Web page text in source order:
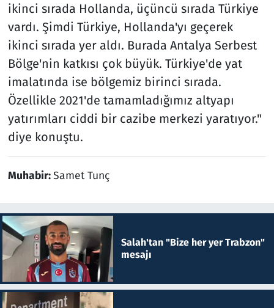
ikinci sırada Hollanda, üçüncü sırada Türkiye
vardı. Şimdi Türkiye, Hollanda'yı geçerek
ikinci sırada yer aldı. Burada Antalya Serbest
Bölge'nin katkısı çok büyük. Türkiye'de yat
imalatında ise bölgemiz birinci sırada.
Özellikle 2021'de tamamladığımız altyapı
yatırımları ciddi bir cazibe merkezi yaratıyor."
diye konuştu.
Muhabir:Samet Tunç
Salah'tan "Bize her yer Trabzon"
mesajı